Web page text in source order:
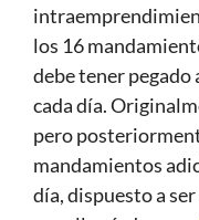
los 16
debe tener pegado
cada día.
pero
mandamientos
día, dispuesto a